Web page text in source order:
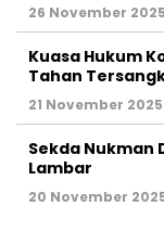
26 November
Kuasa Hukum
Tahan
21 November 2025
Sekda Nukman
Lambar
20 November